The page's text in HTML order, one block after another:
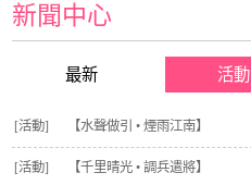
新聞中心
最新 活動
[活動] 【水聲做引 • 煙雨江南】
[活動] 【千里晴光 • 調兵遣將】